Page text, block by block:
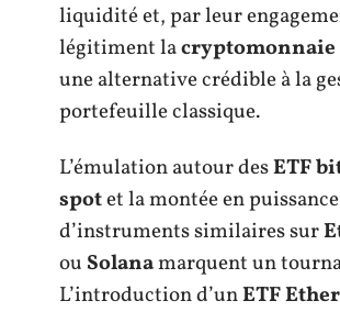
liquidité et, par leur
légitiment lacryptomonnaie
une alternative crédible à la
portefeuille classique.
L’émulation autour desETF
spotet la montée en puissance
d’instruments similaires sur
ou Solanamarquent un
L’introduction d’unETF